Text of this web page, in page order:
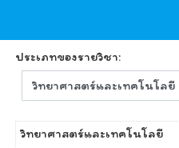
ประเภทของรายวิชา:
วิทยาศาสตร์และเทคโนโลยี